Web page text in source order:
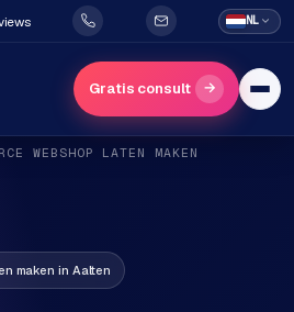
NL
Gratis consult →
WEBSHOP LATEN MAKEN
maken in Aalten